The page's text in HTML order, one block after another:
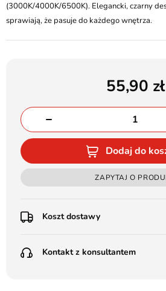
(3000K/4000K/6500K). Elegancki, czarny
sprawiają, że pasuje do każdego wnętrza.
55,90
Dodaj do
ZAPYTAJ O
Koszt dostawy
Poczta Polska Kurier 48H - 11 zł
Kontakt z konsultantem